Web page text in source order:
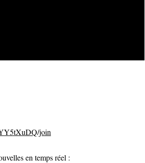
join
en temps réel :